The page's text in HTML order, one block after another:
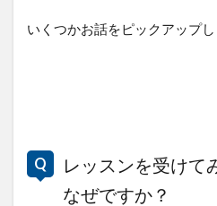
いくつかお話をピックアップし
レッスンを受けて
なぜですか？